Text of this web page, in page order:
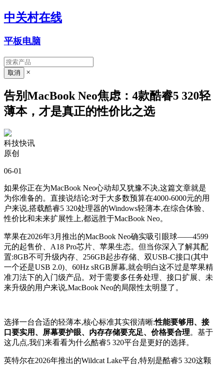
中关村在线
平板电脑
×
告别MacBook Neo焦虑：4款酷睿5 320轻
薄本，才是真正的性价比之选
科技快讯
原创
06-01
如果你正在为MacBook Neo心动却又犹豫不决,这篇文章就是
为你准备的。直接说结论:对于大多数预算在4000-6000元的用
户来说,搭载酷睿5 320处理器的Windows轻薄本,在综合体验、
性价比和未来扩展性上,都远胜于MacBook Neo。
苹果在2026年3月推出的MacBook Neo确实吸引眼球——4599
元的起售价、A18 Pro芯片、苹果生态。但当你深入了解其配
置:8GB不可升级内存、256GB起步存储、双USB-C接口(其中
一个还是USB 2.0)、60Hz sRGB屏幕,就会明白这不过是苹果精
准刀法下的入门级产品。对于需要多任务处理、接口扩展、未
来升级的用户来说,MacBook Neo的局限性太明显了。
选择一台合适的轻薄本,核心标准其实很清晰:性能要够用、接
口要实用、屏幕要护眼、内存存储要充足、价格要合理。基于
这几点,我们来看看为什么酷睿5 320平台是更好的选择。
英特尔在2026年推出的Wildcat Lake平台,特别是酷睿5 320这颗